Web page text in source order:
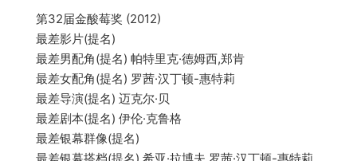
第32届金酸莓奖 (2012)
最差影片(提名)
最差男配角(提名) 帕特里克·德姆西,郑肯
最差女配角(提名) 罗茜·汉丁顿-惠特莉
最差导演(提名) 迈克尔·贝
最差剧本(提名) 伊伦·克鲁格
最差银幕群像(提名)